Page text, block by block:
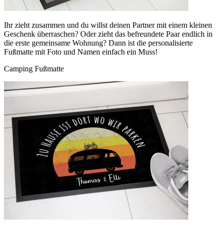
Ihr zieht zusammen und du willst deinen Partner mit einem kleinen
Geschenk überraschen? Oder zieht das befreundete Paar endlich in
die erste gemeinsame Wohnung? Dann ist die personalisierte
Fußmatte mit Foto und Namen einfach ein Muss!
Camping Fußmatte